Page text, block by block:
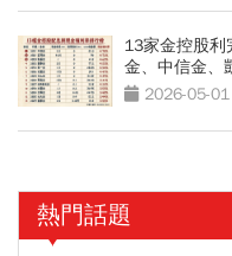
13家金控股利
金、中信金、
2026-05-01
熱門話題